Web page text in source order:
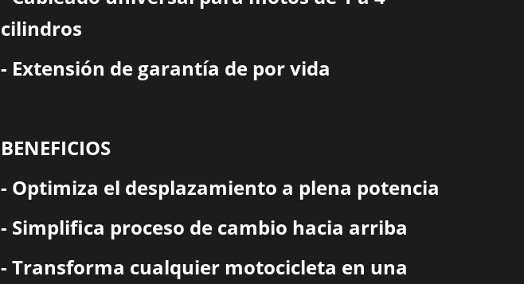
cilindros
- Extensión de garantía de por vida
BENEFICIOS
- Optimiza el desplazamiento a plena potencia
- Simplifica proceso de cambio hacia arriba
- Transforma cualquier motocicleta en una